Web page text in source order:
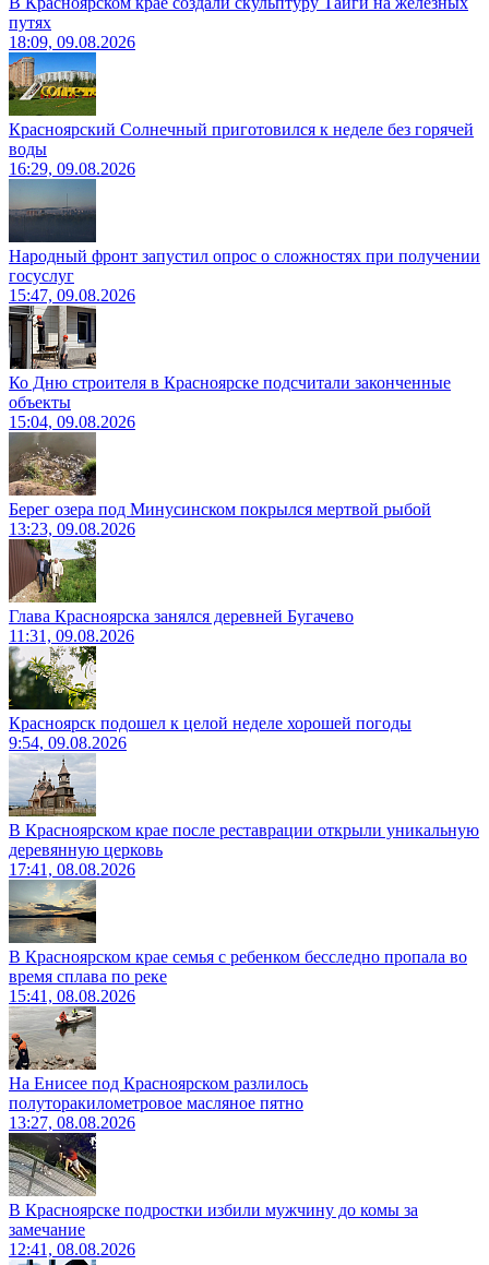
путях
18:09, 09.08.2026
Красноярский Солнечный приготовился к неделе без горячей
воды
16:29, 09.08.2026
Народный фронт запустил опрос о сложностях при получении
госуслуг
15:47, 09.08.2026
Ко Дню строителя в Красноярске подсчитали законченные
объекты
15:04, 09.08.2026
Берег озера под Минусинском покрылся мертвой рыбой
13:23, 09.08.2026
Глава Красноярска занялся деревней Бугачево
11:31, 09.08.2026
Красноярск подошел к целой неделе хорошей погоды
9:54, 09.08.2026
В Красноярском крае после реставрации открыли уникальную
деревянную церковь
17:41, 08.08.2026
В Красноярском крае семья с ребенком бесследно пропала во
время сплава по реке
15:41, 08.08.2026
На Енисее под Красноярском разлилось
полуторакилометровое масляное пятно
13:27, 08.08.2026
В Красноярске подростки избили мужчину до комы за
замечание
12:41, 08.08.2026